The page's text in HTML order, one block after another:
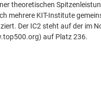
theoretischen
mehrere KIT-Institute
Der IC2 steht auf der im
auf Platz 236.